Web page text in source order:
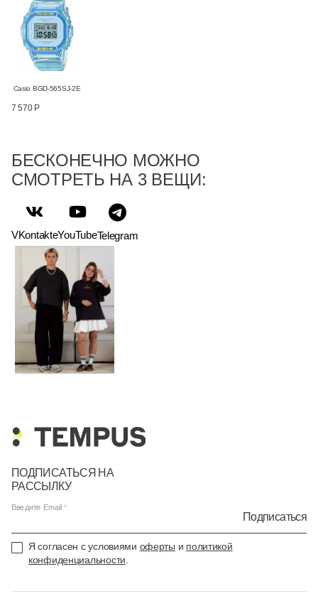
Casio BGD-565SJ-2E
7 570 Р
БЕСКОНЕЧНО МОЖНО
СМОТРЕТЬ НА 3 ВЕЩИ:
VKontakteYouTubeTelegram
ПОДПИСАТЬСЯ НА
РАССЫЛКУ
Введите Email
Подписаться
Я согласен с условиями оферты и политикой
конфиденциальности